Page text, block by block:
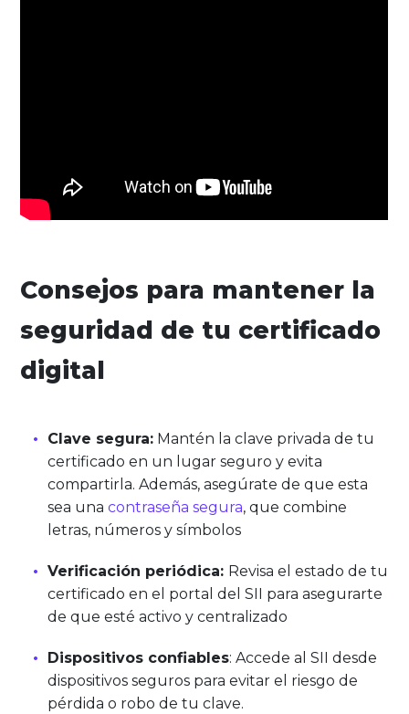
Consejos para mantener la
seguridad de tu certificado
digital
Clave segura: Mantén la clave privada de tu
certificado en un lugar seguro y evita
compartirla. Además, asegúrate de que esta
sea unacontraseña segura, que combine
letras, números y símbolos
Verificación periódica: Revisa el estado de tu
certificado en el portal del SII para asegurarte
de que esté activo y centralizado
Dispositivos confiables: Accede al SII desde
dispositivos seguros para evitar el riesgo de
pérdida o robo de tu clave.